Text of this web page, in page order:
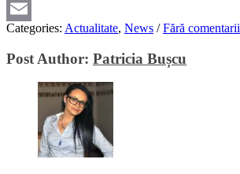
Viber
Email
Categories: Actualitate, News / Fără comentarii
Post Author: Patricia Bușcu